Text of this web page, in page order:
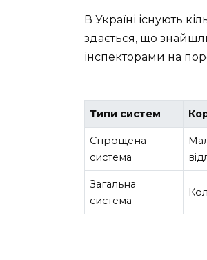
В Україні існують
здається, що
інспекторами на
Типи систем
Спрощена
система
Загальна
система